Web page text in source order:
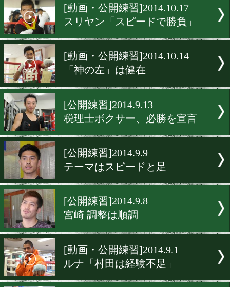
[公開練習]2014.10.30
日本を離れて
[動画・公開練習]2014.10.17
[動画・公開練習]2014.10.14
「神の左」は健在
[公開練習]2014.9.13
税理士ボクサー、必勝を宣
テーマはスピードと足